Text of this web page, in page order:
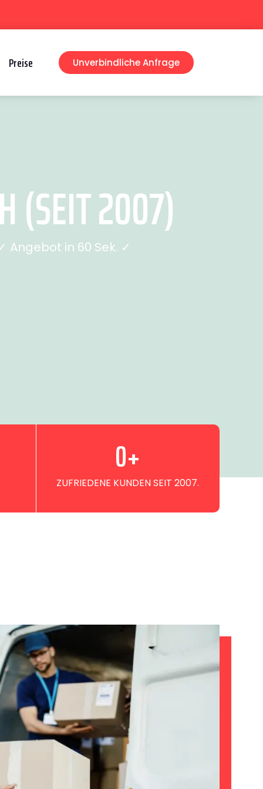
Preise Unverbindliche Anfrage
(SEIT 2007)
Angebot in 60 Sek. ✓
ZUFRIEDENE KUNDEN SEIT 2007.
0+